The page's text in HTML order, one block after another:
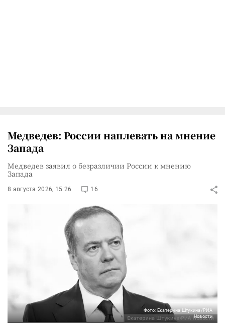
Медведев: России наплевать на мнение
Запада
Медведев заявил о безразличии России к мнению
Запада
8 августа 2026, 15:26 16
Фото: Екатерина Штукина/РИА
Новости